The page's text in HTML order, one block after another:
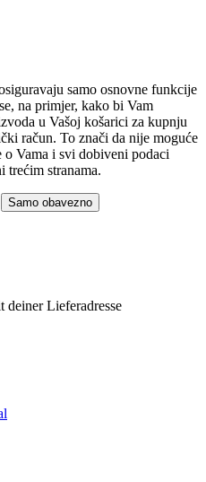
samo osnovne funkcije
na primjer, kako bi Vam
u Vašoj košarici za kupnju
račun. To znači da nije moguće
Vama i svi dobiveni podaci
trećim stranama.
Samo obavezno
deiner Lieferadresse